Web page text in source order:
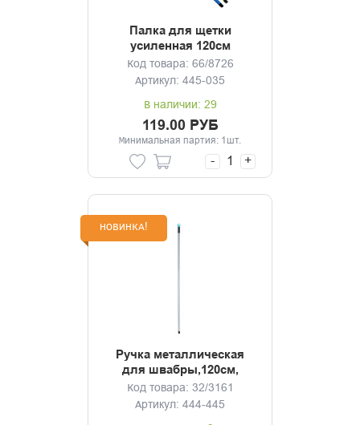
Палка для щетки
усиленная 120см
Код товара: 66/8726
Артикул: 445-035
В наличии: 29
119.00 РУБ
Минимальная партия: 1шт.
- +
НОВИНКА!
Ручка металлическая
для швабры,120см,
d2,2см, евро резьба Хейз
Код товара: 32/3161
Артикул: 444-445